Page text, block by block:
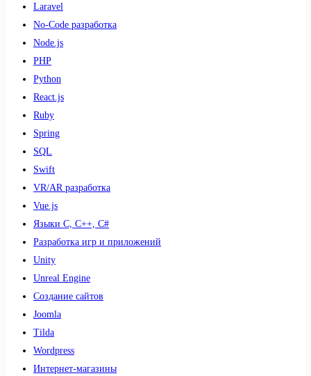
Laravel
No-Code разработка
Node.js
PHP
Python
React.js
Ruby
Spring
SQL
Swift
VR/AR разработка
Vue.js
Языки С, С++, С#
Разработка игр и приложений
Unity
Unreal Engine
Создание сайтов
Joomla
Tilda
Wordpress
Интернет-магазины